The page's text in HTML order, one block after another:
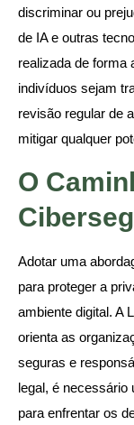
discriminar ou
de IA e outras
realizada de forma
indivíduos sejam
revisão regular de
mitigar qualquer
O
Adotar uma
para proteger a
ambiente digital. A
orienta as
seguras e
legal, é
para enfrentar os